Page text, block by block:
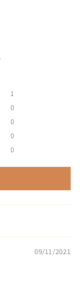
1
0
0
0
0
09/11/2021